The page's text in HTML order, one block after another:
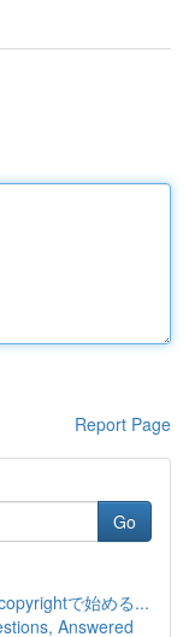
Report Page
Go
で始める...
Answered